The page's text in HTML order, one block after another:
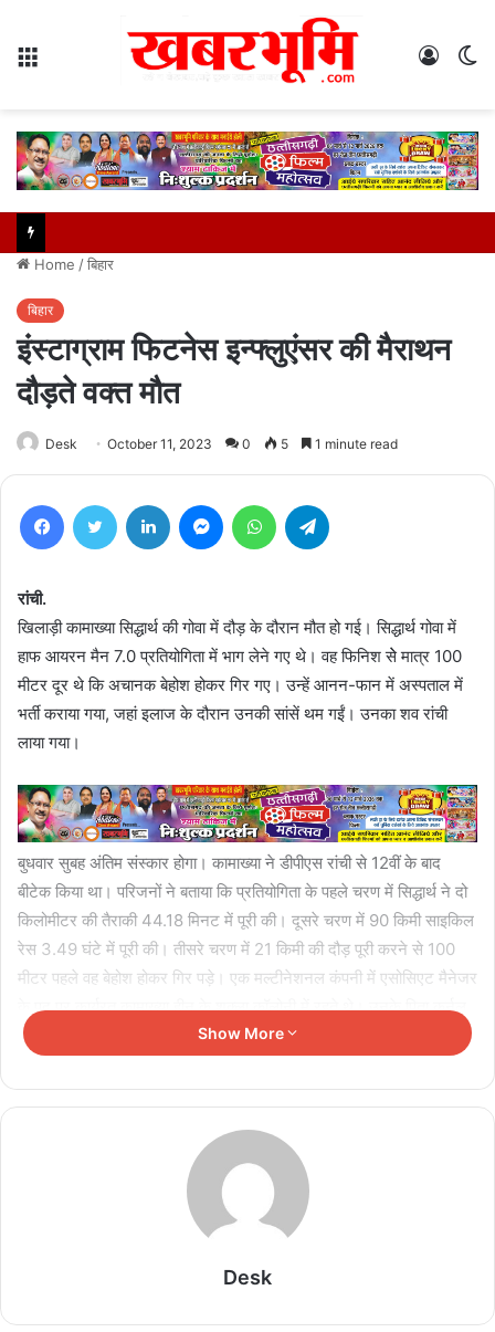
Log
Home /बिहार
बिहार
इंस्टाग्राम फिटनेस इन्फ्लुएंसर की मैराथन
दौड़ते वक्त मौत
Desk October 11, 2023 0 5 1 minute read
FacebookTwitter LinkedIn MessengerWhatsApp
रांची.
खिलाड़ी कामाख्या सिद्धार्थ की गोवा में दौड़ के दौरान मौत हो गई। सिद्धार्थ गोवा में
हाफ आयरन मैन 7.0 प्रतियोगिता में भाग लेने गए थे। वह फिनिश सेे मात्र 100
मीटर दूर थे कि अचानक बेहोश होकर गिर गए। उन्हें आनन-फान में अस्पताल में
भर्ती कराया गया, जहां इलाज के दौरान उनकी सांसें थम गईं। उनका शव रांची
लाया गया।
बुधवार सुबह अंतिम संस्कार होगा। कामाख्या ने डीपीएस रांची से 12वीं के बाद
बीटेक किया था। परिजनों ने बताया कि प्रतियोगिता के पहले चरण में सिद्धार्थ ने दो
किलोमीटर की तैराकी 44.18 मिनट में पूरी की। दूसरे चरण में 90 किमी साइकिल
रेस 3.49 घंटे में पूरी की। तीसरे चरण में 21 किमी की दौड़ पूरी करने से 100
मीटर पहले वह बेहोश होकर गिर पड़े। एक मल्टीनेशनल कंपनी में एसोसिएट मैनेजर
के पद पर कार्यरत कामाख्या हीनू के शुक्ला कॉलोनी में रहते थे। उनके पिता कर्नल
प्रवीण कुमार रांची में सैप-1 में समादेष्टा हैं। मां रूबी रंजन धनबाद में बीसीसीएल में
पटना में ग्रीनफील्ड सैटेलाइट टाउनशिप के लिए उच्चस्तरीय
बैठक, सभी विभागों से मांगे सुझाव
August 7, 2026
सकता है महंगा सिलेंडर
Show More
Desk